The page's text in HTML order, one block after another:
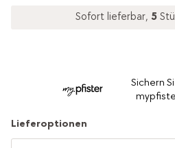
Sofort lieferbar, 5
Sichern
Lieferoptionen